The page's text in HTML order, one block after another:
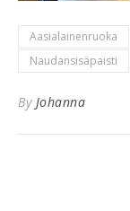
Aasialainenruoka
Naudansisäpaisti
By Johanna